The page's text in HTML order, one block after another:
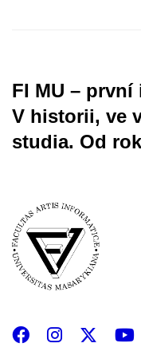
FI MU – první
V historii, ve
studia. Od
Facebook